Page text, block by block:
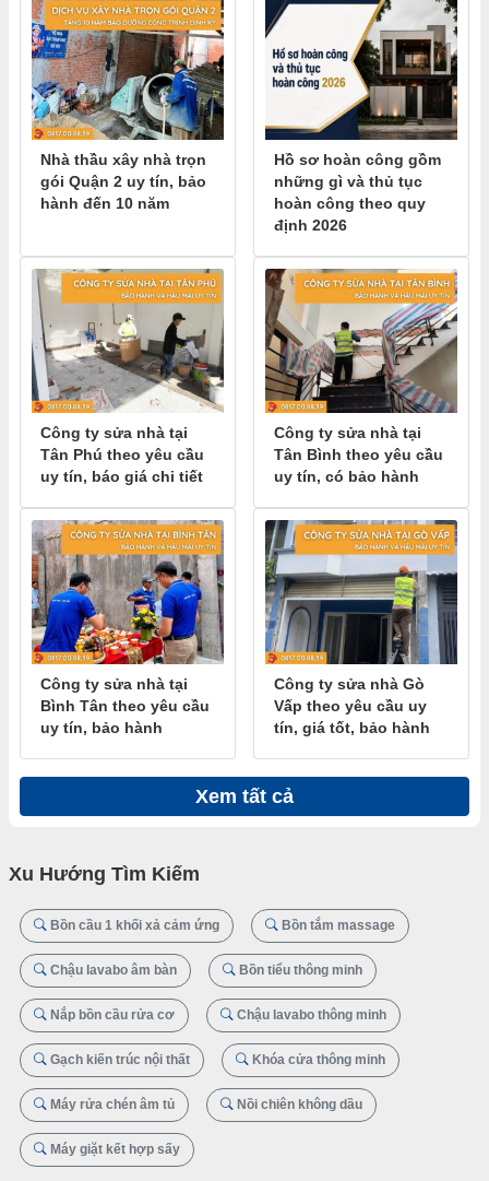
Nhà thầu xây nhà trọn
gói Quận 2 uy tín, bảo
hành đến 10 năm
Hồ sơ hoàn công gồm
những gì và thủ tục
hoàn công theo quy
định 2026
Công ty sửa nhà tại
Tân Phú theo yêu cầu
uy tín, báo giá chi tiết
Công ty sửa nhà tại
Tân Bình theo yêu cầu
uy tín, có bảo hành
Công ty sửa nhà tại
Bình Tân theo yêu cầu
uy tín, bảo hành
Công ty sửa nhà Gò
Vấp theo yêu cầu uy
tín, giá tốt, bảo hành
Xem tất cả
Xu Hướng Tìm Kiếm
Bồn cầu 1 khối xả cảm ứng Bồn tắm massage
Chậu lavabo âm bàn Bồn tiểu thông minh
Nắp bồn cầu rửa cơ Chậu lavabo thông minh
Gạch kiến trúc nội thất Khóa cửa thông minh
Máy rửa chén âm tủ Nồi chiên không dầu
Máy giặt kết hợp sấy